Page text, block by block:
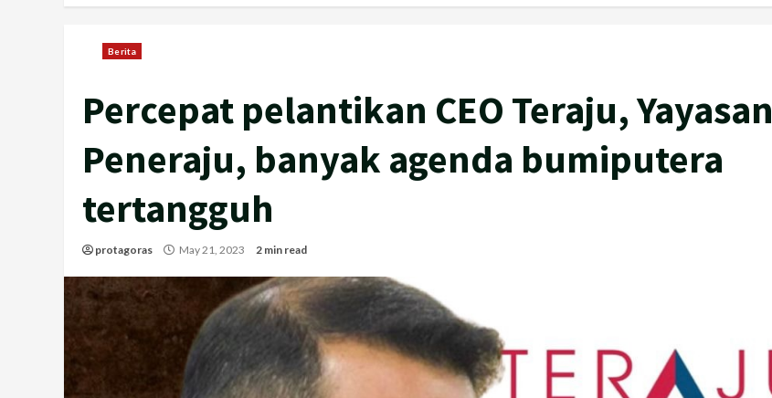
Berita
Percepat pelantikan CEO Teraju, Yayasan
Peneraju, banyak agenda bumiputera
tertangguh
protagoras May 21, 2023 2 min read